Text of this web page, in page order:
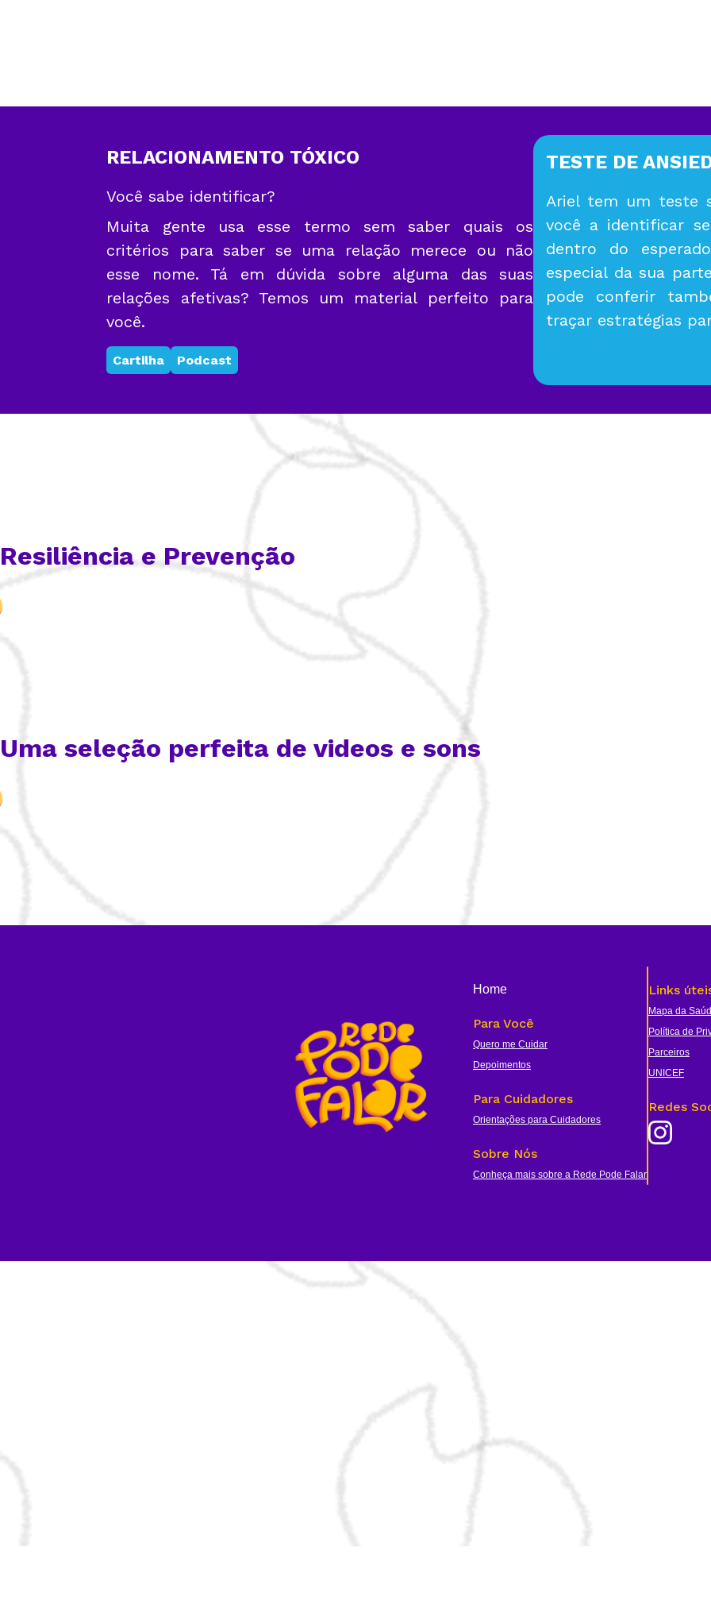
RELACIONAMENTO TÓXICO
Você sabe identificar?
Muita gente usa esse termo sem saber quais os
critérios para saber se uma relação merece ou não
esse nome. Tá em dúvida sobre alguma das suas
relações afetivas? Temos um material perfeito para
você.
Cartilha Podcast
TESTE DE
Ariel tem um teste
você a identificar
dentro do
especial da sua
pode conferir
traçar estratégias
Resiliência e Prevenção
Uma seleção perfeita de videos e sons
Home
Para Você
Quero me Cuidar
Depoimentos
Para Cuidadores
Orientações para Cuidadores
Sobre Nós
Conheça mais sobre a Rede Pode Falar
Links
Mapa da
Política de
Parceiros
UNICEF
Redes